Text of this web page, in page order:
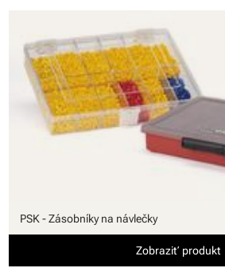
PSK - Zásobníky na návlečky
Zobraziť produkt